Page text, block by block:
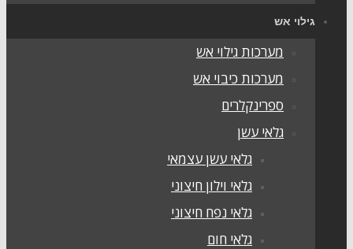
גילוי אש
מערכות גילוי אש
מערכות כיבוי אש
ספרינקלרים
גלאי עשן
גלאי עשן עצמאי
גלאי וילון חיצוני
גלאי נפח חיצוני
גלאי חום